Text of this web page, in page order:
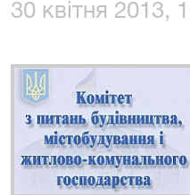
30 квітня 2013,